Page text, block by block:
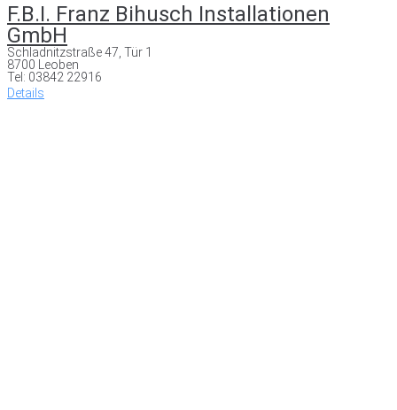
F.B.I. Franz Bihusch Installationen
GmbH
Schladnitzstraße 47, Tür 1
8700 Leoben
Tel: 03842 22916
Details